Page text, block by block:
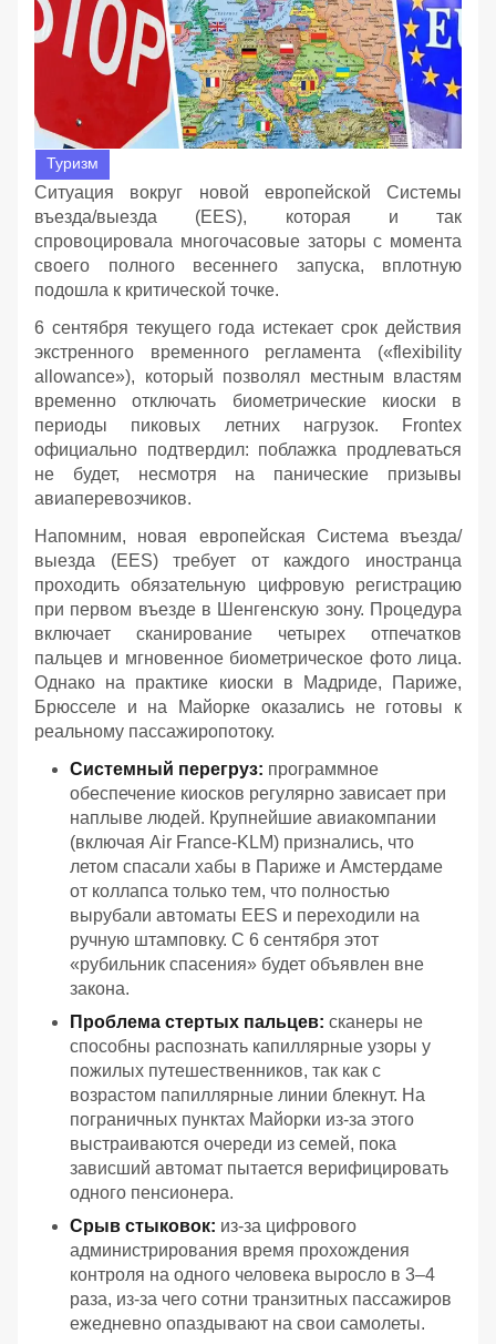
Туризм
Ситуация вокруг новой европейской Системы
въезда/выезда (EES), которая и так
спровоцировала многочасовые заторы с момента
своего полного весеннего запуска, вплотную
подошла к критической точке.
6 сентября текущего года истекает срок действия
экстренного временного регламента («flexibility
allowance»), который позволял местным властям
временно отключать биометрические киоски в
периоды пиковых летних нагрузок. Frontex
официально подтвердил: поблажка продлеваться
не будет, несмотря на панические призывы
авиаперевозчиков.
Напомним, новая европейская Система въезда/
выезда (EES) требует от каждого иностранца
проходить обязательную цифровую регистрацию
при первом въезде в Шенгенскую зону. Процедура
включает сканирование четырех отпечатков
пальцев и мгновенное биометрическое фото лица.
Однако на практике киоски в Мадриде, Париже,
Брюсселе и на Майорке оказались не готовы к
реальному пассажиропотоку.
Системный перегруз: программное
обеспечение киосков регулярно зависает при
наплыве людей. Крупнейшие авиакомпании
(включая Air France-KLM) признались, что
летом спасали хабы в Париже и Амстердаме
от коллапса только тем, что полностью
вырубали автоматы EES и переходили на
ручную штамповку. С 6 сентября этот
«рубильник спасения» будет объявлен вне
закона.
Проблема стертых пальцев: сканеры не
способны распознать капиллярные узоры у
пожилых путешественников, так как с
возрастом папиллярные линии блекнут. На
пограничных пунктах Майорки из-за этого
выстраиваются очереди из семей, пока
зависший автомат пытается верифицировать
одного пенсионера.
Срыв стыковок: из-за цифрового
администрирования время прохождения
контроля на одного человека выросло в 3–4
раза, из-за чего сотни транзитных пассажиров
ежедневно опаздывают на свои самолеты.